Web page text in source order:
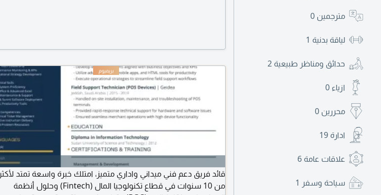
مترجمين 0
لياقة بدنية 1
حدائق ومناظر طبيعية 2
ازياء 0
محررين 0
ادارة 19
علاقات عامة 6
سياحة وسفر 1
قائد فريق دعم فني ميداني واداري متميز، امتلك خبرة واسعة تمتد لأكثر
من 10 سنوات في قطاع تكنولوجيا المال (Fintech) وحلول أنظمة